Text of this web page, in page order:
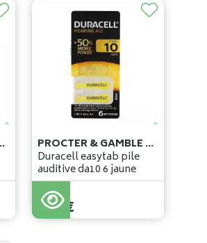
DCE PROCTER & GAMBLE DCE
Duracell easytab pile
auditive da10 6 jaune
9,28 €